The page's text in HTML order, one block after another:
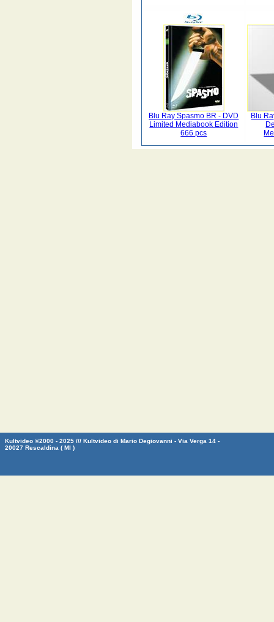
Blu Ray Spasmo BR - DVD
Limited Mediabook Edition
666 pcs
Blu
Kultvideo ©2000 - 2025 /// Kultvideo di Mario Degiovanni - Via Verga 14 -
20027 Rescaldina ( MI )